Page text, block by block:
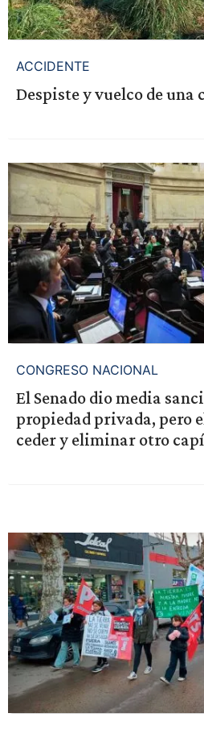
ACCIDENTE
Despiste y vuelco de una
CONGRESO NACIONAL
El Senado dio media
propiedad privada, pero
ceder y eliminar otro